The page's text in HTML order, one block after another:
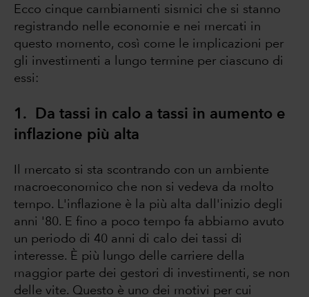
Ecco cinque cambiamenti sismici che si stanno
registrando nelle economie e nei mercati in
questo momento, così come le implicazioni per
gli investimenti a lungo termine per ciascuno di
essi:
1. Da tassi in calo a tassi in aumento e
inflazione più alta
Il mercato si sta scontrando con un ambiente
macroeconomico che non si vedeva da molto
tempo. L'inflazione è la più alta dall'inizio degli
anni '80. E fino a poco tempo fa abbiamo avuto
un periodo di 40 anni di calo dei tassi di
interesse. È più lungo delle carriere della
maggior parte dei gestori di investimenti, se non
delle vite. Questo è uno dei motivi per cui